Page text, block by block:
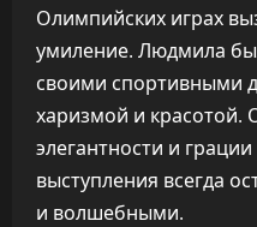
Олимпийских играх
умиление. Людмила
своими спортивными
харизмой и
элегантности и
выступления всегда
и волшебными.